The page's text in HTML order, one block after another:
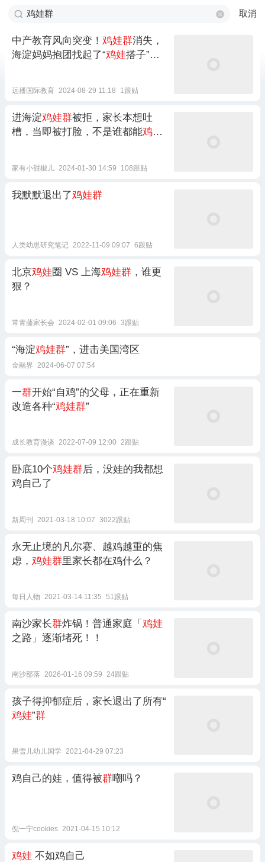
取消
中产教育风向突变！ 鸡娃群消失，
海淀妈妈抱团找起了“鸡娃搭子”…
远播国际教育 2024-08-29 11:18 1跟贴
进海淀鸡娃群被拒，家长本想吐
槽，当即被打脸，不是谁都能鸡娃
家有小甜椒儿 2024-01-30 14:59 108跟贴
我默默退出了鸡娃群
人类幼崽研究笔记 2022-11-09 09:07 6跟贴
北京鸡娃圈 VS 上海鸡娃群 ，谁更
狠？
常青藤家长会 2024-02-01 09:06 3跟贴
“海淀鸡娃群”，进击美国湾区
金融界 2024-06-07 07:54
一群开始“自鸡”的父母，正在重新
改造各种“鸡娃群”
成长教育漫谈 2022-07-09 12:00 2跟贴
卧底10个鸡娃群后，没娃的我都想
鸡自己了
新周刊 2021-03-18 10:07 3022跟贴
永无止境的凡尔赛、越鸡越重的焦
虑， 鸡娃群里家长都在鸡什么？
每日人物 2021-03-14 11:35 51跟贴
南沙家长群炸锅！普通家庭「 鸡娃
之路」逐渐堵死！！
南沙部落 2026-01-16 09:59 24跟贴
孩子得抑郁症后，家长退出了所有“
鸡娃”群
果雪儿幼儿国学 2021-04-29 07:23
鸡自己的娃，值得被群嘲吗？
倪一宁cookies 2021-04-15 10:12
鸡娃 不如鸡自己